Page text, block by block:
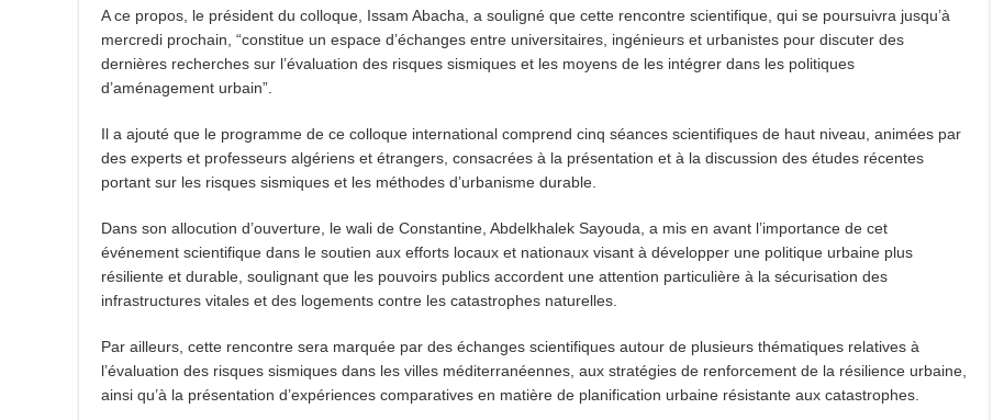
A ce propos, le président du colloque, Issam Abacha, a souligné que cette rencontre scientifique, qui se poursuivra jusqu’à
mercredi prochain, “constitue un espace d’échanges entre universitaires, ingénieurs et urbanistes pour discuter des
dernières recherches sur l’évaluation des risques sismiques et les moyens de les intégrer dans les politiques
d’aménagement urbain”.
Il a ajouté que le programme de ce colloque international comprend cinq séances scientifiques de haut niveau, animées par
des experts et professeurs algériens et étrangers, consacrées à la présentation et à la discussion des études récentes
portant sur les risques sismiques et les méthodes d’urbanisme durable.
Dans son allocution d’ouverture, le wali de Constantine, Abdelkhalek Sayouda, a mis en avant l’importance de cet
événement scientifique dans le soutien aux efforts locaux et nationaux visant à développer une politique urbaine plus
résiliente et durable, soulignant que les pouvoirs publics accordent une attention particulière à la sécurisation des
infrastructures vitales et des logements contre les catastrophes naturelles.
Par ailleurs, cette rencontre sera marquée par des échanges scientifiques autour de plusieurs thématiques relatives à
l’évaluation des risques sismiques dans les villes méditerranéennes, aux stratégies de renforcement de la résilience urbaine,
ainsi qu’à la présentation d’expériences comparatives en matière de planification urbaine résistante aux catastrophes.